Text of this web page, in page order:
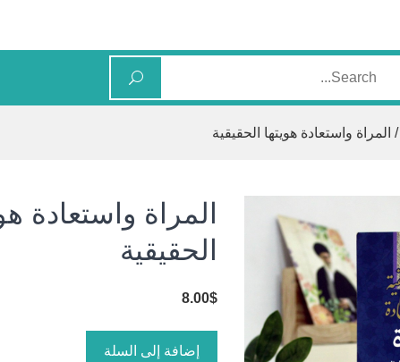
/ المراة واستعادة هويتها الحقيقية
المراة واستعادة
الحقيقية
8.00$
إضافة إلى السلة